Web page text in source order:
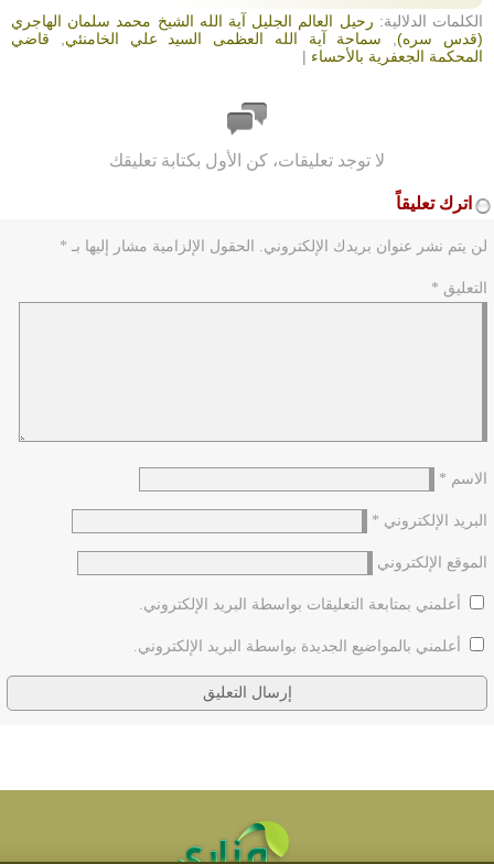
سماحة آية الله العظمى السيد علي الخامنئي
الكلمات الدلالية: رحيل العالم الجليل آية الله الشيخ محمد سلمان الهاجري
(قدس سره), سماحة آية الله العظمى السيد علي الخامنئي
قاضي
المحكمة الجعفرية بالأحساء |
لا توجد تعليقات، كن الأول بكتابة تعليقك
اترك تعليقاً
لن يتم نشر عنوان بريدك الإلكتروني. الحقول الإلزامية مشار إليها بـ *
التعليق *
الاسم *
البريد الإلكتروني *
الموقع الإلكتروني
أعلمني بمتابعة التعليقات بواسطة البريد الإلكتروني.
أعلمني بالمواضيع الجديدة بواسطة البريد الإلكتروني.